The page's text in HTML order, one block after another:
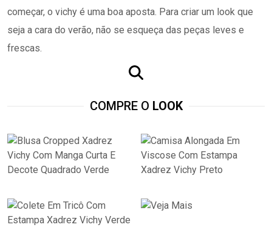
começar, o vichy é uma boa aposta. Para criar um look que
seja a cara do verão, não se esqueça das peças leves e
frescas.
COMPRE O LOOK